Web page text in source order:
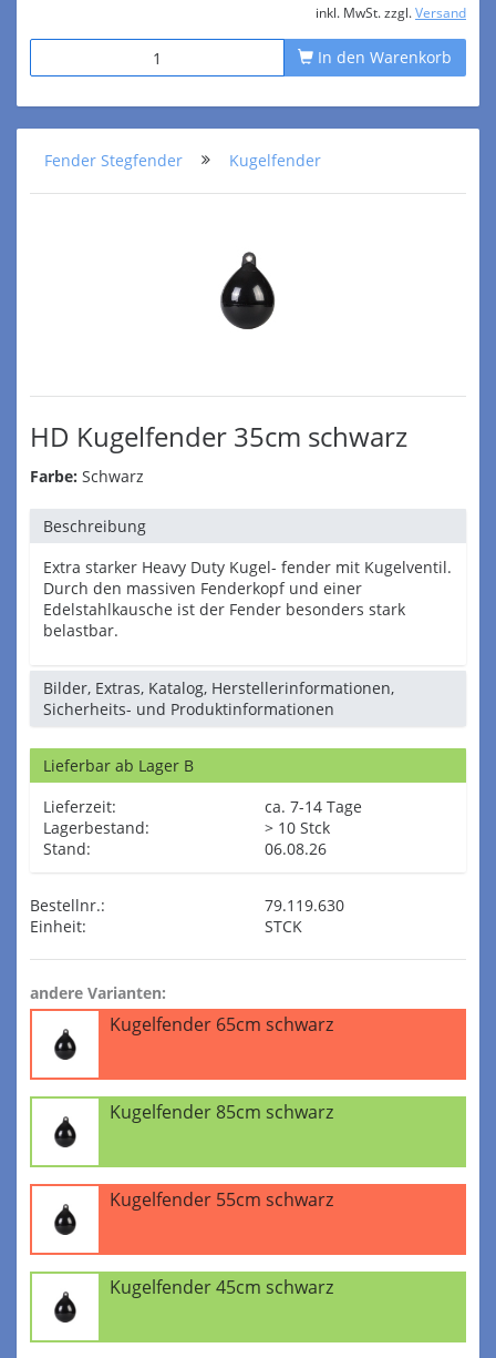
inkl. MwSt. zzgl. Versand
In den Warenkorb
Fender Stegfender Kugelfender
HD Kugelfender 35cm schwarz
Farbe: Schwarz
Beschreibung
Extra starker Heavy Duty Kugel- fender mit Kugelventil.
Durch den massiven Fenderkopf und einer
Edelstahlkausche ist der Fender besonders stark
belastbar.
Bilder, Extras, Katalog, Herstellerinformationen,
Sicherheits- und Produktinformationen
Lieferbar ab Lager B
Lieferzeit:
ca. 7-14 Tage
Lagerbestand:
> 10 Stck
Stand:
06.08.26
Bestellnr.:
79.119.630
Einheit:
STCK
andere Varianten:
Kugelfender 65cm schwarz
Kugelfender 85cm schwarz
Kugelfender 55cm schwarz
Kugelfender 45cm schwarz